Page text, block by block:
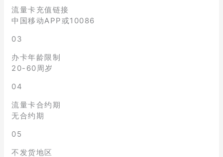
流量卡充值链接
中国移动APP或10086
03
办卡年龄限制
20-60周岁
04
流量卡合约期
无合约期
05
不发货地区